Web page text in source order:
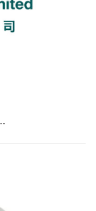
EDITION - 010-02778-54